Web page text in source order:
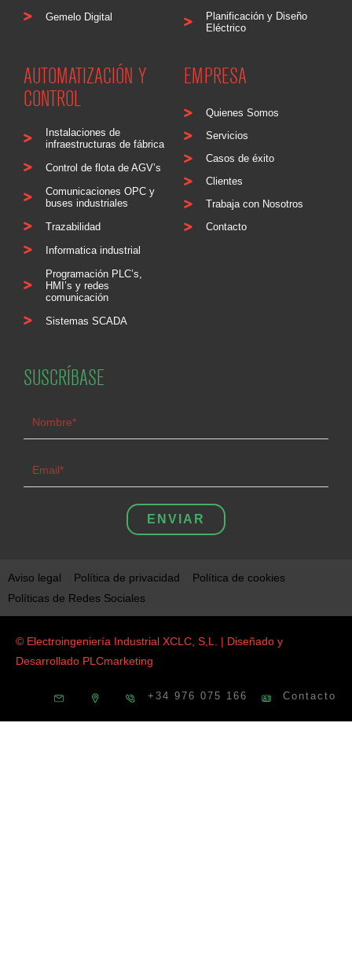
Gemelo Digital
Planificación y Diseño
Eléctrico
AUTOMATIZACIÓN Y
CONTROL
Instalaciones de
infraestructuras de fábrica
Control de flota de AGV’s
Comunicaciones OPC y
buses industriales
Trazabilidad
Informatica industrial
Programación PLC’s,
HMI’s y redes
comunicación
Sistemas SCADA
EMPRESA
Quienes Somos
Servicios
Casos de éxito
Clientes
Trabaja con Nosotros
Contacto
SUSCRÍBASE
ENVIAR
Aviso legal Política de privacidad
Política de cookies
Políticas de Redes Sociales
© Electroingeniería Industrial XCLC, S,L. | Diseñado y
Desarrollado PLCmarketing
+34 976 075 166 Contacto